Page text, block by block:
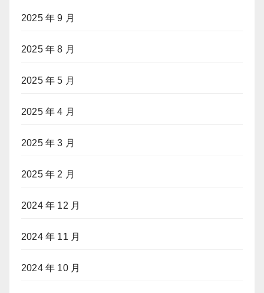
2025 年 9 月
2025 年 8 月
2025 年 5 月
2025 年 4 月
2025 年 3 月
2025 年 2 月
2024 年 12 月
2024 年 11 月
2024 年 10 月